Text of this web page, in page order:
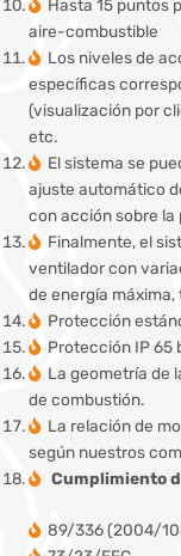
Hasta 15 puntos
aire-combustible
Los niveles de
específicas
(visualización por
etc.
El sistema se
ajuste automático
con acción sobre la
Finalmente, el
ventilador con
de energía
Protección
Protección IP 65
La geometría de
de combustión.
La relación de
según nuestros
Cumplimiento
89/336 (2004/